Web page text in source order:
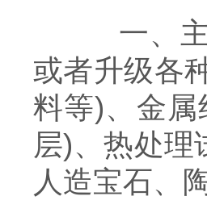
一、主
或者升级各
料等)、金
层)、热处理
人造宝石、